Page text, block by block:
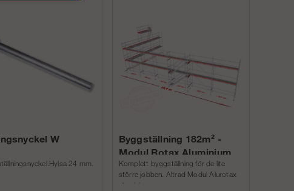
W
24 mm.
Byggställning 182m² -
Modul Rotax Aluminium
Komplett byggställning för de lite
större jobben. Altrad Modul Alurotax
aluminium p...